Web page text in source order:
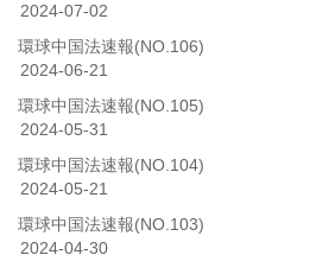
2024-07-02
環球中国法速報(NO.106)
2024-06-21
環球中国法速報(NO.105)
2024-05-31
環球中国法速報(NO.104)
2024-05-21
環球中国法速報(NO.103)
2024-04-30